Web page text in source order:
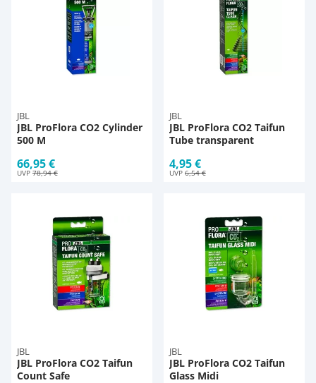
JBL
JBL ProFlora CO2 Cylinder
500 M
66,95 €
UVP78,94 €
JBL
JBL ProFlora CO2 Taifun
Tube transparent
4,95 €
UVP 6,54 €
JBL
JBL ProFlora CO2 Taifun
Count Safe
JBL
JBL ProFlora CO2 Taifun
Glass Midi